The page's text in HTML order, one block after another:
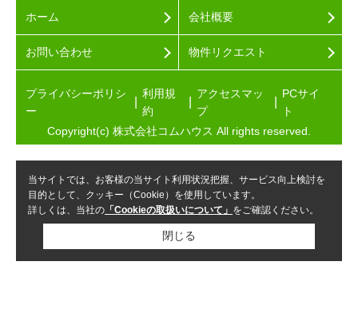
ホーム 会社概要
お問い合わせ 物件リクエスト
プライバシーポリシ
ー
利用規
約
アクセスマッ
プ
PCサイ
ト
Copyright(c) 株式会社コムハウス All rights reserved.
当サイトでは、お客様の当サイト利用状況把握、サービス向上検討を
目的として、クッキー（Cookie）を使用しています。
詳しくは、当社の 「Cookieの取扱いについて」 をご確認ください。
閉じる